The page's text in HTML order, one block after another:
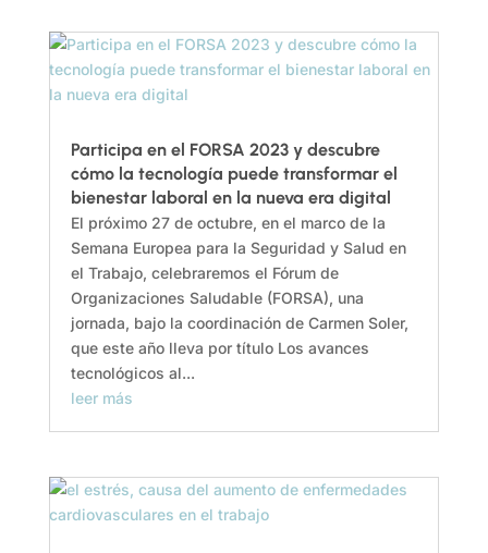
Participa en el FORSA 2023 y descubre
cómo la tecnología puede transformar el
bienestar laboral en la nueva era digital
El próximo 27 de octubre, en el marco de la
Semana Europea para la Seguridad y Salud en
el Trabajo, celebraremos el Fórum de
Organizaciones Saludable (FORSA), una
jornada, bajo la coordinación de Carmen Soler,
que este año lleva por título Los avances
tecnológicos al...
leer más